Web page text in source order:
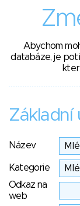
Abychom
databáze, je
Základní
Název
Kategorie
Odkaz na
web